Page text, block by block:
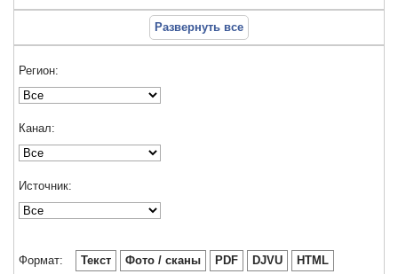
Развернуть все
Регион:
Канал:
Источник:
Формат: Текст Фото / сканы PDF DJVU HTML